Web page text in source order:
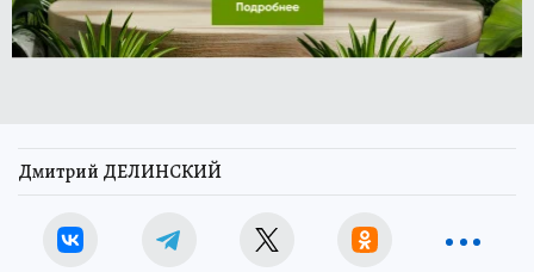
Дмитрий ДЕЛИНСКИЙ